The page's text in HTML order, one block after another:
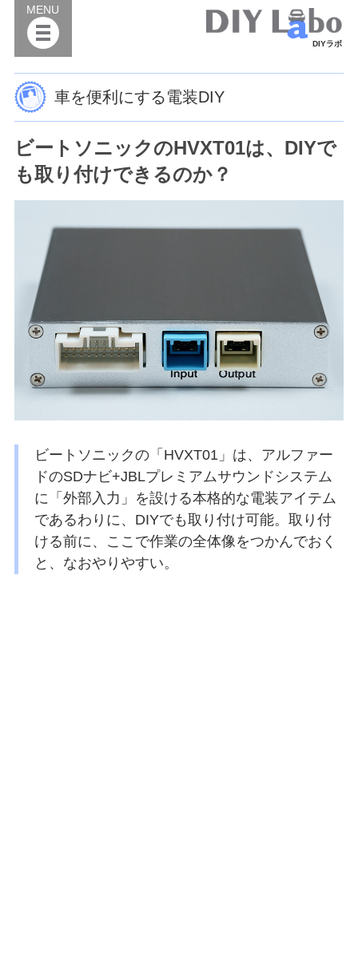
DIYラボ
MENU
車を便利にする電装DIY
ビートソニックのHVXT01は、DIYで
も取り付けできるのか？
ビートソニックの「HVXT01」は、アルファー
ドのSDナビ+JBLプレミアムサウンドシステム
に「外部入力」を設ける本格的な電装アイテム
であるわりに、DIYでも取り付け可能。取り付
ける前に、ここで作業の全体像をつかんでおく
と、なおやりやすい。